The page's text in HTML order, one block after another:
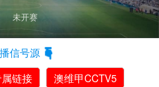
未开赛
信号源
链接
澳维甲CCTV5